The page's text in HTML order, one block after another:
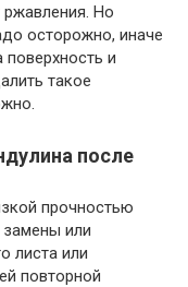
Но
осторожно, иначе
поверхность и
такое
после
прочностью
замены или
листа или
повторной